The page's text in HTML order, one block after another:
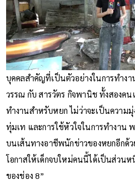
บุคคลสำคัญที่เป็นตัวอย่างในการทำง
วรรณ กับ สารวัตร กิจพานิช ทั้งสองค
ทำงานสำหรับหยก ไม่ว่าจะเป็นความ
ทุ่มเท และการใช้หัวใจในการทำงาน
บนเส้นทางอาชีพนักข่าวของหยกอีกด้
โอกาสให้เด็กจบใหม่คนนี้ได้เป็นส่วนห
ของช่อง 8”